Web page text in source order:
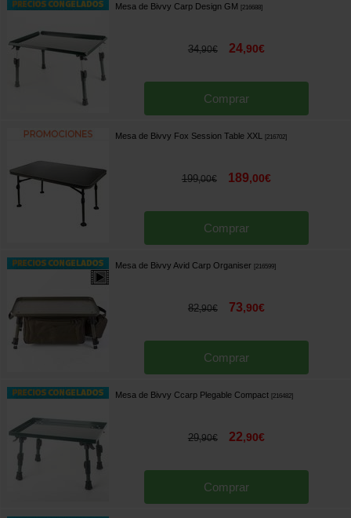
Mesa de Bivvy Carp Design GM [216688]
34,90€ 24,90€
Comprar
Mesa de Bivvy Fox Session Table XXL [216702]
199,00€ 189,00€
Comprar
Mesa de Bivvy Avid Carp Organiser [216599]
82,90€ 73,90€
Comprar
Mesa de Bivvy Ccarp Plegable Compact [216482]
29,90€ 22,90€
Comprar